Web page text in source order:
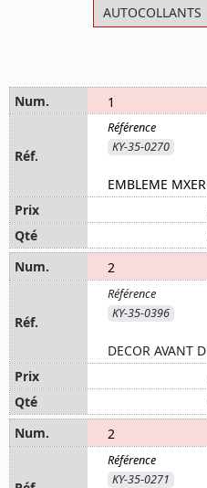
1
KY-35-0270
EMBLEME
2
KY-35-0396
DECOR AVANT
2
KY-35-0271